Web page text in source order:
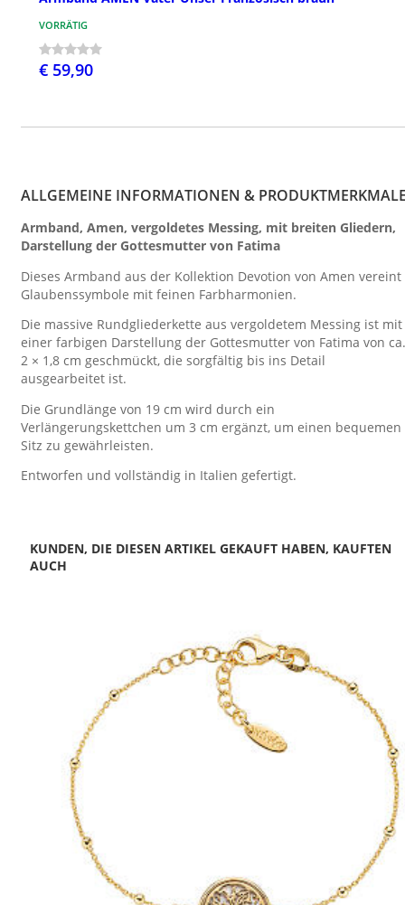
VORRÄTIG
€ 59,90
ALLGEMEINE INFORMATIONEN &
Armband, Amen, vergoldetes Messing, mit breiten Gliedern,
Darstellung der Gottesmutter von Fatima
Dieses Armband aus der Kollektion Devotion von Amen vereint
Glaubenssymbole mit feinen Farbharmonien.
Die massive Rundgliederkette aus vergoldetem Messing ist mit
einer farbigen Darstellung der Gottesmutter von Fatima von ca.
2 × 1,8 cm geschmückt, die sorgfältig bis ins Detail
ausgearbeitet ist.
Die Grundlänge von 19 cm wird durch ein
Verlängerungskettchen um 3 cm ergänzt, um einen bequemen
Sitz zu gewährleisten.
Entworfen und vollständig in Italien gefertigt.
KUNDEN, DIE DIESEN ARTIKEL GEKAUFT HABEN, KAUFTEN
AUCH